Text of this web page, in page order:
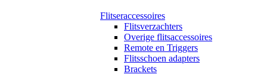
Flitseraccessoires
Flitsverzachters
Overige flitsaccessoires
Remote en Triggers
Flitsschoen adapters
Brackets